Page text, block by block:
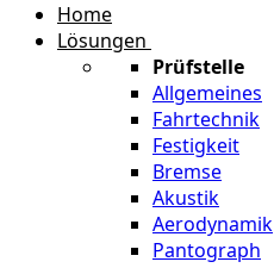
Home
Lösungen
Prüfstelle
Allgemeines
Fahrtechnik
Festigkeit
Bremse
Akustik
Aerodynamik
Pantograph